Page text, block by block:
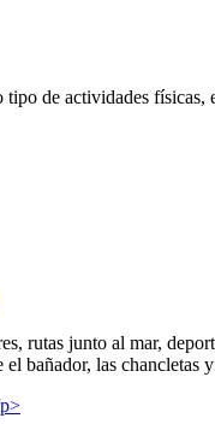
de actividades
rutas junto al mar,
bañador, las chancletas